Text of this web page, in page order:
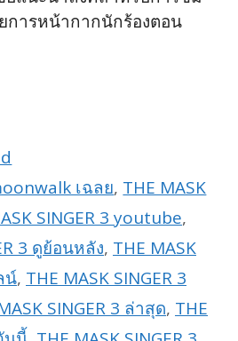
การหน้ากากนักร้องตอน
เฉลย, THE MASK
SINGER 3 youtube,
3 ดูย้อนหลัง, THE MASK
น์, THE MASK SINGER 3
SINGER 3 ล่าสุด, THE